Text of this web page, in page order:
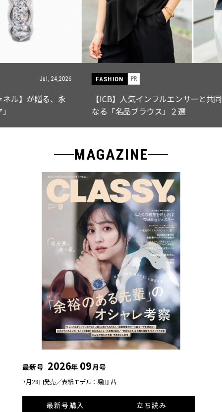
FASHION PR
【ICB】人気インフルエンサーと共同制作! 週5で着たく
なる「名品ブラウス」２選
MAGAZINE
最新号 2026年 09月号
7月28日発売／表紙モデル：堀田 茜
最新号購入
立ち読み